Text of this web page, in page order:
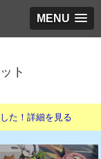
MENU
ト
た！詳細を見る